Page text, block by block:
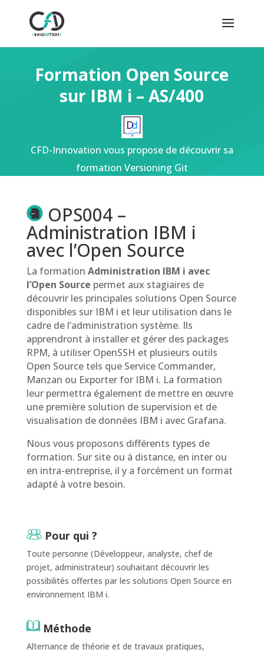
Formation Open Source
sur IBM i – AS/400
CFD-Innovation vous propose de découvrir sa
formation Versioning Git
OPS004 –
Administration IBM i
avec l’Open Source
La formation Administration IBM i avec
l’Open Source permet aux stagiaires de
découvrir les principales solutions Open Source
disponibles sur IBM i et leur utilisation dans le
cadre de l’administration système. Ils
apprendront à installer et gérer des packages
RPM, à utiliser OpenSSH et plusieurs outils
Open Source tels que Service Commander,
Manzan ou Exporter for IBM i. La formation
leur permettra également de mettre en œuvre
une première solution de supervision et de
visualisation de données IBM i avec Grafana.
Nous vous proposons différents types de
formation. Sur site ou à distance, en inter ou
en intra-entreprise, il y a forcément un format
adapté à votre besoin.
Pour qui ?
Toute personne (Développeur, analyste, chef de
projet, administrateur) souhaitant découvrir les
possibilités offertes par les solutions Open Source en
environnement IBM i.
Méthode
Alternance de théorie et de travaux pratiques,